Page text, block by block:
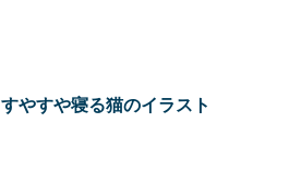
すやすや寝る猫のイラスト